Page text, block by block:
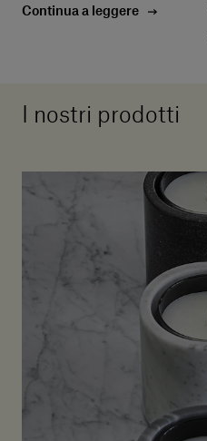
Continua a leggere
I nostri prodotti